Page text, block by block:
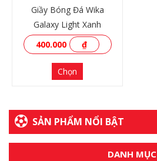
Giầy Bóng Đá Wika
Galaxy Light Xanh
400.000
₫
Chọn
SẢN PHẨM NỔI BẬT
DANH MỤC